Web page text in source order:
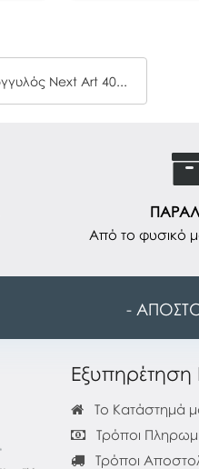
Καμβάς Ζωγραφικής Στρογγυλός Next Art 40cm
Από το φυσικό
-
Εξυπηρέτηση
Το Κατάστημά
Τρόποι
Τρόποι